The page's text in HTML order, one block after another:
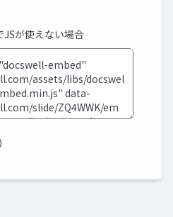
JSが使えない場合